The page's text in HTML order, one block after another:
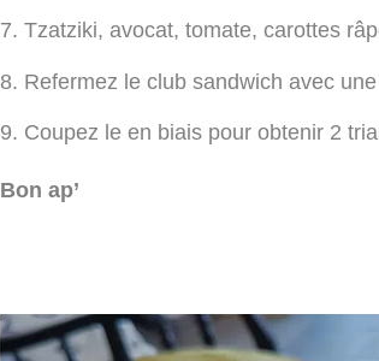
Tzatziki, avocat, tomate, carottes
Refermez le club sandwich avec
Coupez le en biais pour obtenir 2
Bon ap’